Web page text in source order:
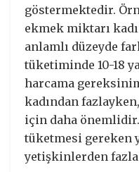
göstermektedir.
ekmek miktarı
anlamlı düzeyde
tüketiminde 10-18
harcama
kadından
için daha
tüketmesi gereken
yetişkinlerden